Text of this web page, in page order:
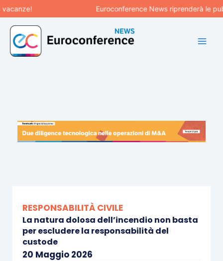
Vai
al
contenuto
Euroconference News riprenderà le
RESPONSABILITÀ CIVILE
La natura dolosa dell’incendio non basta
per escludere la responsabilità del
custode
20 Maggio 2026